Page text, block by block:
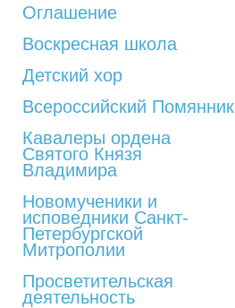
Оглашение
Воскресная школа
Детский хор
Всероссийский Помянник
Кавалеры ордена
Святого Князя
Владимира
Новомученики и
исповедники Санкт-
Петербургской
Митрополии
Просветительская
деятельность